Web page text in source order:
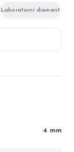
Laboratorní diamant
4 mm